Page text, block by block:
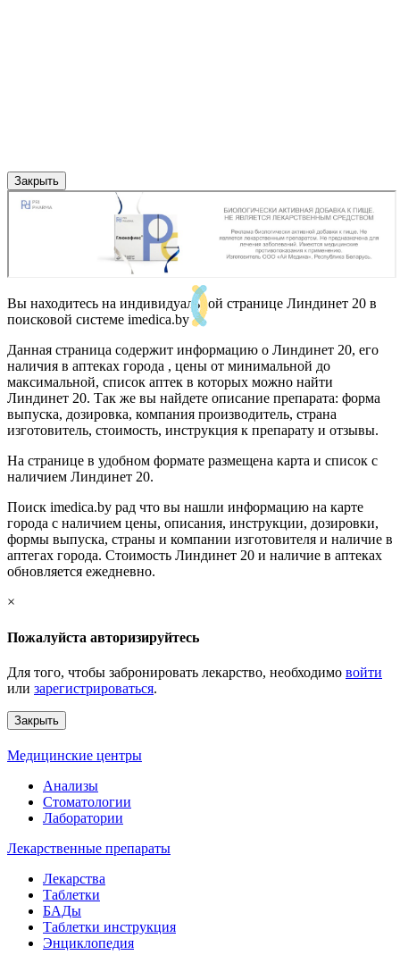
Закрыть
Вы находитесь на индивидуальной странице Линдинет 20 в
поисковой системе imedica.by
Данная страница содержит информацию о Линдинет 20, его
наличия в аптеках города , цены от минимальной до
максимальной, список аптек в которых можно найти
Линдинет 20. Так же вы найдете описание препарата: форма
выпуска, дозировка, компания производитель, страна
изготовитель, стоимость, инструкция к препарату и отзывы.
На странице в удобном формате размещена карта и список с
наличием Линдинет 20.
Поиск imedica.by рад что вы нашли информацию на карте
города с наличием цены, описания, инструкции, дозировки,
формы выпуска, страны и компании изготовителя и наличие в
аптегах города. Стоимость Линдинет 20 и наличие в аптеках
обновляется ежедневно.
×
Пожалуйста авторизируйтесь
Для того, чтобы забронировать лекарство, необходимо войти
или зарегистрироваться.
Закрыть
Медицинские центры
Анализы
Стоматологии
Лаборатории
Лекарственные препараты
Лекарства
Таблетки
БАДы
Таблетки инструкция
Энциклопедия